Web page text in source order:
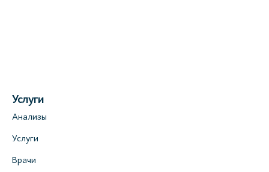
Услуги
Анализы
Услуги
Врачи